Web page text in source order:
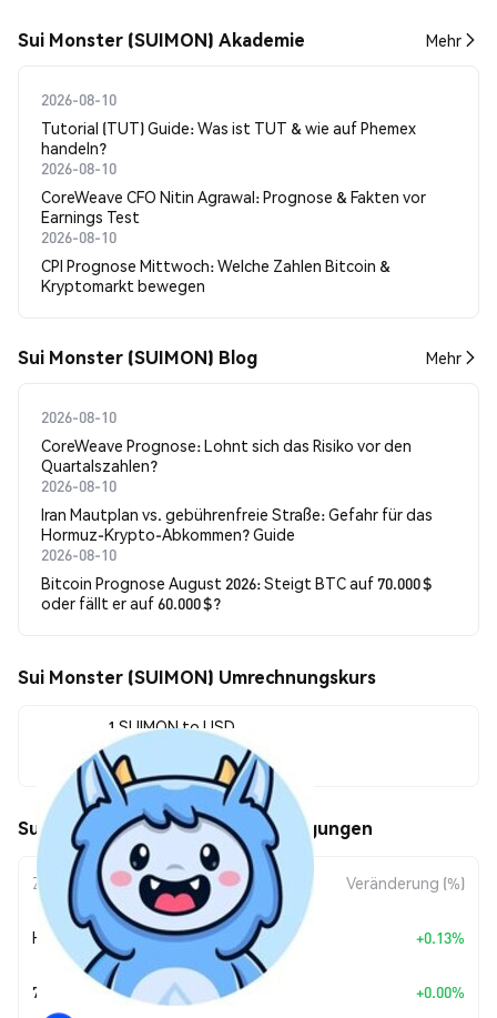
Sui Monster (SUIMON) Akademie Mehr
2026-08-10
Tutorial (TUT) Guide: Was ist TUT & wie auf Phemex
handeln?
2026-08-10
CoreWeave CFO Nitin Agrawal: Prognose & Fakten vor
Earnings Test
2026-08-10
CPI Prognose Mittwoch: Welche Zahlen Bitcoin &
Kryptomarkt bewegen
Sui Monster (SUIMON) Blog Mehr
2026-08-10
CoreWeave Prognose: Lohnt sich das Risiko vor den
Quartalszahlen?
2026-08-10
Iran Mautplan vs. gebührenfreie Straße: Gefahr für das
Hormuz-Krypto-Abkommen? Guide
2026-08-10
Bitcoin Prognose August 2026: Steigt BTC auf 70.000 $
oder fällt er auf 60.000 $?
Sui Monster (SUIMON) Umrechnungskurs
1 SUIMON to USD
$0.00000061
Sui Monster (SUIMON) Kursbewegungen
Zeitraum Betragsänderung Veränderung (%)
Heute +$0.0 7842 +0.13%
7 Tage + $0.00 +0.00%